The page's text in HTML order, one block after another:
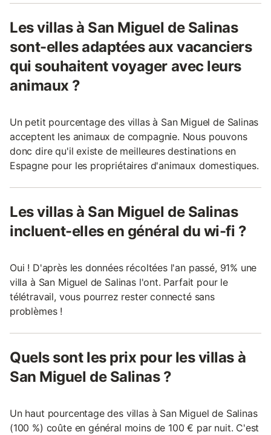
Les villas à San Miguel de Salinas
sont-elles adaptées aux vacanciers
qui souhaitent voyager avec leurs
animaux ?
Un petit pourcentage des villas à San Miguel de Salinas
acceptent les animaux de compagnie. Nous pouvons
donc dire qu'il existe de meilleures destinations en
Espagne pour les propriétaires d'animaux domestiques.
Les villas à San Miguel de Salinas
incluent-elles en général du wi-fi ?
Oui ! D'après les données récoltées l'an passé, 91% une
villa à San Miguel de Salinas l'ont. Parfait pour le
télétravail, vous pourrez rester connecté sans
problèmes !
Quels sont les prix pour les villas à
San Miguel de Salinas ?
Un haut pourcentage des villas à San Miguel de Salinas
(100 %) coûte en général moins de 100 € par nuit. C'est